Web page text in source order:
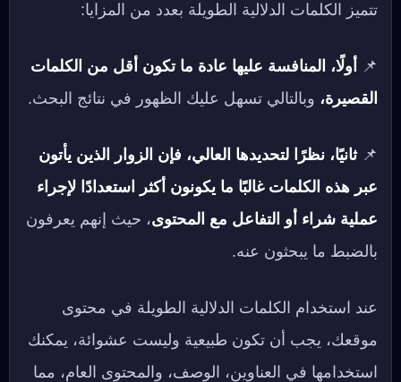
تتميز الكلمات الدلالية الطويلة بعدد من المزايا:
📌
أولًا، المنافسة عليها عادة ما تكون أقل من الكلمات
القصيرة، وبالتالي تسهل عليك الظهور في نتائج البحث.
📌ثانيًا، نظرًا لتحديدها العالي، فإن الزوار الذين يأتون
عبر هذه الكلمات غالبًا ما يكونون أكثر استعدادًا لإجراء
عملية شراء أو التفاعل مع المحتوى، حيث إنهم يعرفون
بالضبط ما يبحثون عنه.
عند استخدام الكلمات الدلالية الطويلة في محتوى
موقعك، يجب أن تكون طبيعية وليست عشوائة، يمكنك
استخدامها في العناوين، الوصف، والمحتوى العام، مما